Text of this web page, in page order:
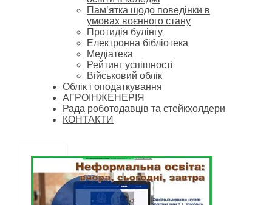
Пам’ятка щодо поведінки в
умовах воєнного стану
Протидія булінгу
Електронна бібліотека
Медіатека
Рейтинг успішності
Військовий облік
Облік і оподаткування
АГРОІНЖЕНЕРІЯ
Рада роботодавців та стейкхолдери
КОНТАКТИ